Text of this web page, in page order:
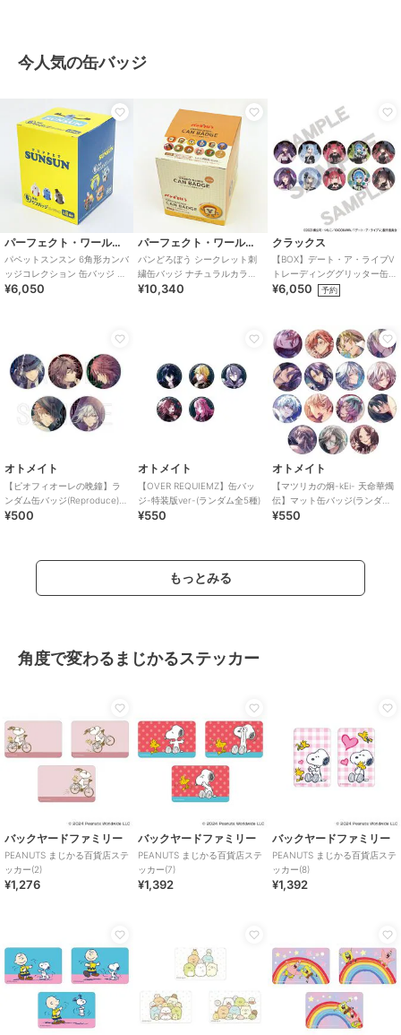
今人気の缶バッジ
パーフェクト・ワールド・トーキョー
パペットスンスン 6角形カンバ
ッジコレクション 缶バッジ 全
8種 コンプリートBOX
¥6,050
パーフェクト・ワールド・トーキョー
パンどろぼう シークレット刺
繍缶バッジ ナチュラルカラー
全12種 コンプリートBOX
¥10,340
クラックス
【BOX】デート・ア・ライブV
トレーディンググリッター缶
バッジ ゴシックドール
¥6,050 予約
オトメイト
【ピオフィオーレの晩鐘】ラ
ンダム缶バッジ(Reproduce)
（ランダム全5種）
¥500
オトメイト
【OVER REQUIEMZ】缶バッ
ジ-特装版ver-(ランダム全5種)
¥550
オトメイト
【マツリカの炯-kEi- 天命華燭
伝】マット缶バッジ(ランダム
全15種)
¥550
もっとみる
角度で変わるまじかるステッカー
バックヤードファミリー
PEANUTS まじかる百貨店ステ
ッカー(2)
¥1,276
バックヤードファミリー
PEANUTS まじかる百貨店ステ
ッカー(7)
¥1,392
バックヤードファミリー
PEANUTS まじかる百貨店ステ
ッカー(8)
¥1,392